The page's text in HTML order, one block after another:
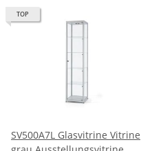
TOP
SV500A7L Glasvitrine Vitrine